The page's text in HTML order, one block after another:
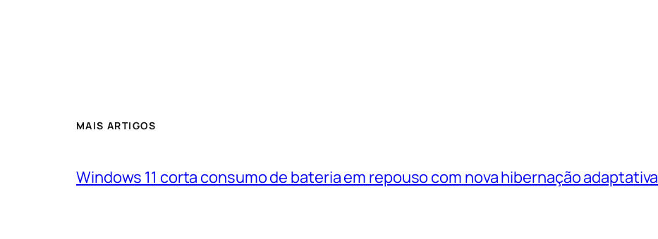
MAIS ARTIGOS
Windows 11 corta consumo de bateria em repouso com nova hibernação adaptativa